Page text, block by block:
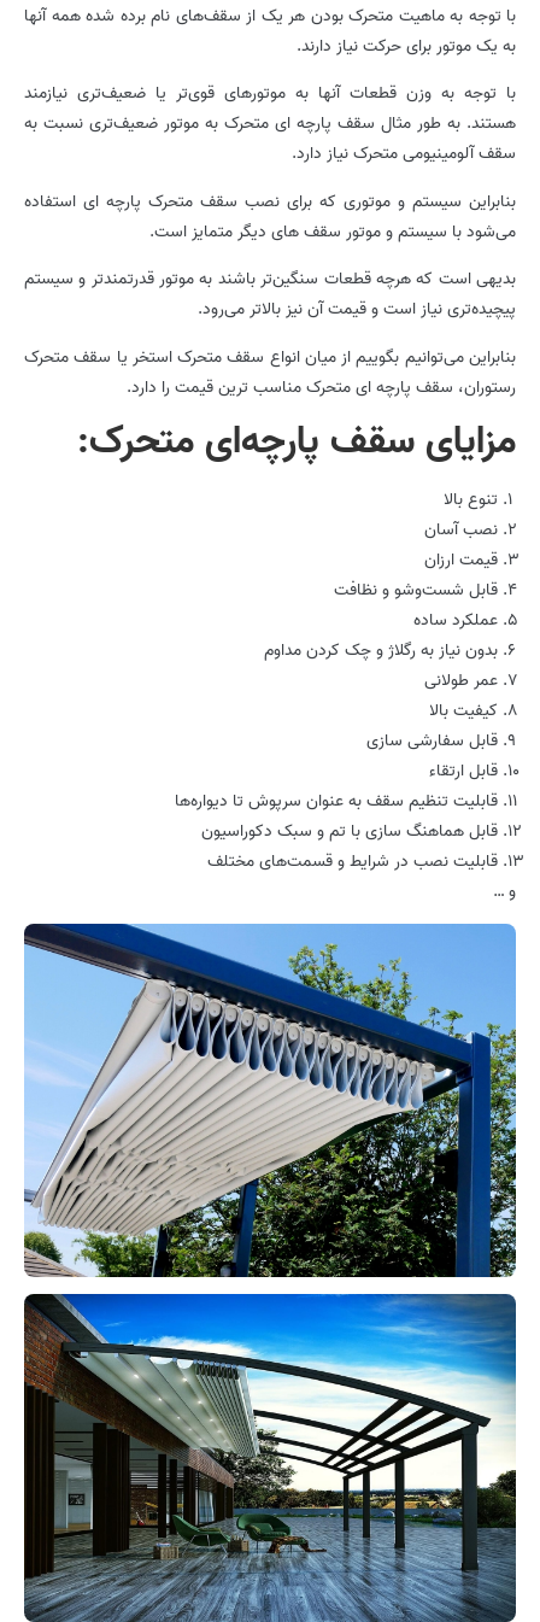
با توجه به ماهیت متحرک بودن هر یک از سقف‌های نام برده شده همه آنها
به یک موتور برای حرکت نیاز دارند.
با توجه به وزن قطعات آنها به موتورهای قوی‌تر یا ضعیف‌تری نیازمند
هستند. به طور مثال سقف پارچه‌ ای متحرک به موتور ضعیف‌تری نسبت به
سقف آلومینیومی متحرک نیاز دارد.
بنابراین سیستم و موتوری که برای نصب سقف متحرک پارچه‌ ای استفاده
می‌شود با سیستم و موتور سقف های دیگر متمایز است.
بدیهی است که هرچه قطعات سنگین‌تر باشند به موتور قدرتمندتر و سیستم
پیچیده‌تری نیاز است و قیمت آن نیز بالاتر می‌رود.
بنابراین می‌توانیم بگوییم از میان انواع سقف متحرک استخر یا سقف متحرک
رستوران، سقف پارچه‌ ای متحرک مناسب ترین قیمت را دارد.
مزایای سقف پارچه‌ای متحرک:
تنوع بالا
نصب آسان
قیمت ارزان
قابل شست‌وشو و نظافت
عملکرد ساده
بدون نیاز به رگلاژ و چک کردن مداوم
عمر طولانی
کیفیت بالا
قابل سفارشی سازی
قابل ارتقاء
قابلیت تنظیم سقف به عنوان سرپوش تا دیواره‌ها
قابل هماهنگ سازی با تم و سبک دکوراسیون
قابلیت نصب در شرایط و قسمت‌های مختلف
و …